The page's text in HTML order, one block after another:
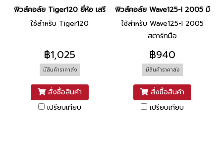
ฟิวส์คอล์ย Tiger120 ยี่ห้อ เสรี
ใช้สำหรับ Tiger120
฿1,025
มีสินค้าราคาส่ง
สั่งซื้อสินค้า
เปรียบเทียบ
ฟิวส์คอล์ย Wave125-I 2005 มือ ยี่
ใช้สำหรับ Wave125-I 2005
สตาร์ทมือ
฿940
มีสินค้าราคาส่ง
สั่งซื้อสินค้า
เปรียบเทียบ